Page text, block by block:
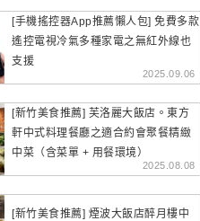
[手機搖控器App推薦懶人包] 免費多款
遙控電視冷氣多種家電之無紅外線也
支援
2025.09.06
[新竹美食推薦] 芙洛麗大飯店。東方
軒中式料理餐廳之適合約會聚餐精緻
中菜（含菜單 + 用餐環境）
2025.08.08
[新竹美食推薦] 煙波大飯店醉月樓中